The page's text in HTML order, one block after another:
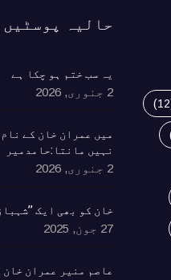
حالیہ پوسٹیں
یہ سب ختم ہو چکا ہے
2 جنوری, 2026
٘میں عمران خان کے
نہیں مانتا:حامدمیر
2 جنوری, 2026
خان کو بھی ایک
27 جون, 2025
ٰعاصم منیر عمران